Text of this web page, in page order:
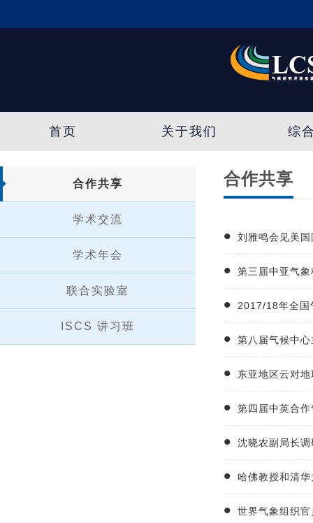
首页 关于我们 综
合作共享
学术交流
学术年会
联合实验室
ISCS 讲习班
合作共享
刘雅鸣会见美
第三届中亚气
2017/18年全国
第八届气候中
东亚地区云对
第四届中英合
沈晓农副局长
哈佛教授和清
世界气象组织